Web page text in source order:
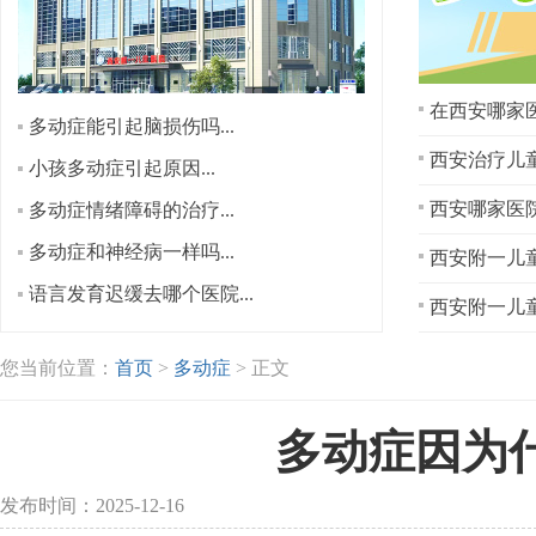
多动症能引起脑损伤吗...
小孩多动症引起原因...
多动症情绪障碍的治疗...
多动症和神经病一样吗...
语言发育迟缓去哪个医院...
在西安哪家
西安治疗儿
西安附一儿
西安附一儿
您当前位置： 首页 > 多动症 > 正文
多动症因为
发布时间：2025-12-16